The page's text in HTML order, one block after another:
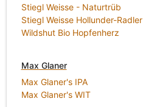
Stiegl Weisse - Naturtrüb
Stiegl Weisse Hollunder-Radler
Wildshut Bio Hopfenherz
Max Glaner
Max Glaner's IPA
Max Glaner's WIT